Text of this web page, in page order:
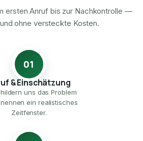
ersten Anruf bis zur Nachkontrolle —
ohne versteckte Kosten.
01
& Einschätzung
uns das Problem
ein realistisches
Zeitfenster.